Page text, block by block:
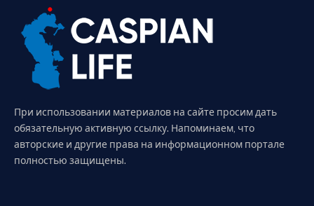
При использовании материалов на сайте просим дать
обязательную активную ссылку. Напоминаем, что
авторские и другие права на информационном портале
полностью защищены.